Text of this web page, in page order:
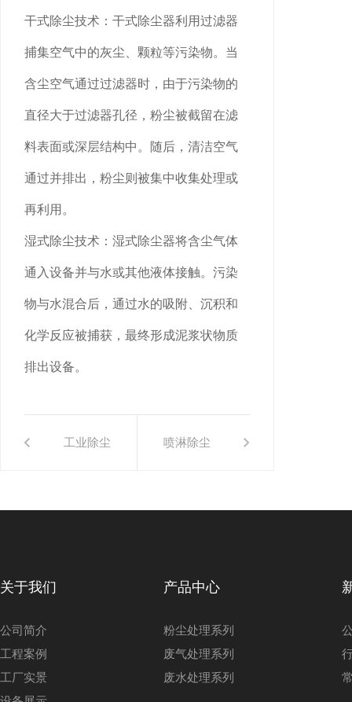
干式除尘技术：干式除尘器利用过滤器
捕集空气中的灰尘、颗粒等污染物。当
含尘空气通过过滤器时，由于污染物的
直径大于过滤器孔径，粉尘被截留在滤
料表面或深层结构中。随后，清洁空气
通过并排出，粉尘则被集中收集处理或
再利用。
湿式除尘技术：湿式除尘器将含尘气体
通入设备并与水或其他液体接触。污染
物与水混合后，通过水的吸附、沉积和
化学反应被捕获，最终形成泥浆状物质
排出设备。
工业除尘 喷淋除尘
关于我们
公司简介
工程案例
工厂实景
产品中心
粉尘处理系列
废气处理系列
废水处理系列